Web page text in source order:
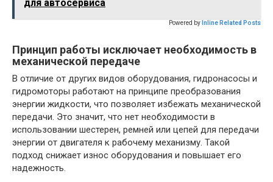
для автосервиса
Powered by Inline Related Posts
Принцип работы исключает необходимость в
механической передаче
В отличие от других видов оборудования, гидронасосы и
гидромоторы работают на принципе преобразования
энергии жидкости, что позволяет избежать механической
передачи. Это значит, что нет необходимости в
использовании шестерен, ремней или цепей для передачи
энергии от двигателя к рабочему механизму. Такой
подход снижает износ оборудования и повышает его
надежность.